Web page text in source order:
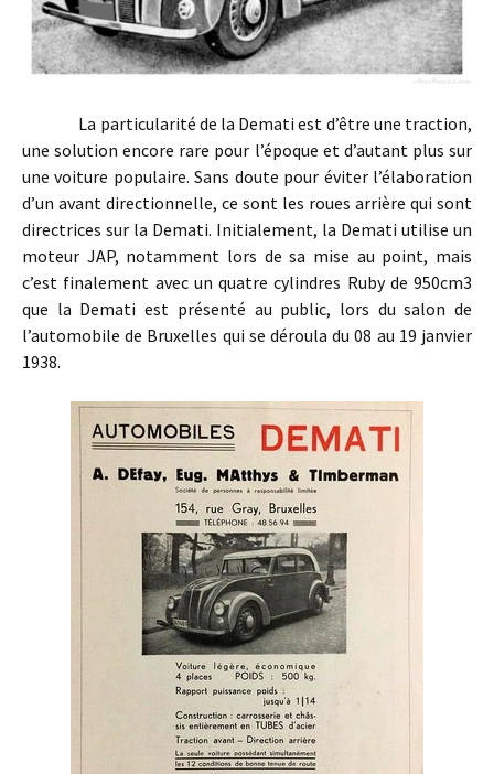
La particularité de la Demati est d’être une traction,
une solution encore rare pour l’époque et d’autant plus sur
une voiture populaire. Sans doute pour éviter l’élaboration
d’un avant directionnelle, ce sont les roues arrière qui sont
directrices sur la Demati. Initialement, la Demati utilise un
moteur JAP, notamment lors de sa mise au point, mais
c’est finalement avec un quatre cylindres Ruby de 950cm3
que la Demati est présenté au public, lors du salon de
l’automobile de Bruxelles qui se déroula du 08 au 19 janvier
1938.